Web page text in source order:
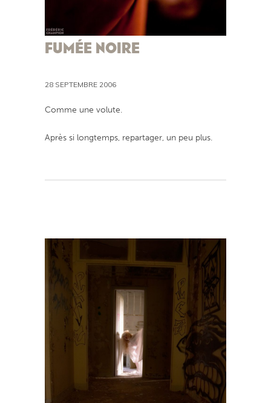
FUMÉE NOIRE
28 SEPTEMBRE 2006
Comme une volute.
Après si longtemps, repartager, un peu plus.